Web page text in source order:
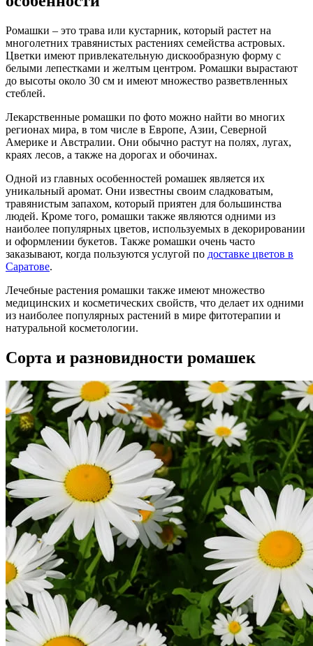
Ромашки – это трава или кустарник, который растет на
многолетних травянистых растениях семейства астровых.
Цветки имеют привлекательную дискообразную форму с
белыми лепестками и желтым центром. Ромашки вырастают
до высоты около 30 см и имеют множество разветвленных
стеблей.
Лекарственные ромашки по фото можно найти во многих
регионах мира, в том числе в Европе, Азии, Северной
Америке и Австралии. Они обычно растут на полях, лугах,
краях лесов, а также на дорогах и обочинах.
Одной из главных особенностей ромашек является их
уникальный аромат. Они известны своим сладковатым,
травянистым запахом, который приятен для большинства
людей. Кроме того, ромашки также являются одними из
наиболее популярных цветов, используемых в декорировании
и оформлении букетов. Также ромашки очень часто
заказывают, когда пользуются услугой по доставке цветов в
Саратове.
Лечебные растения ромашки также имеют множество
медицинских и косметических свойств, что делает их одними
из наиболее популярных растений в мире фитотерапии и
натуральной косметологии.
Сорта и разновидности ромашек